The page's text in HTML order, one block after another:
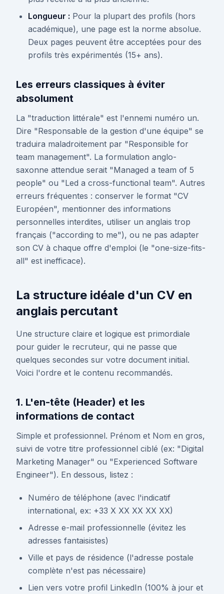
Longueur : Pour la plupart des profils (hors
académique), une page est la norme absolue.
Deux pages peuvent être acceptées pour des
profils très expérimentés (15+ ans).
Les erreurs classiques à éviter
absolument
La "traduction littérale" est l'ennemi numéro un.
Dire "Responsable de la gestion d'une équipe" se
traduira maladroitement par "Responsible for
team management". La formulation anglo-
saxonne attendue serait "Managed a team of 5
people" ou "Led a cross-functional team". Autres
erreurs fréquentes : conserver le format "CV
Européen", mentionner des informations
personnelles interdites, utiliser un anglais trop
français ("according to me"), ou ne pas adapter
son CV à chaque offre d'emploi (le "one-size-fits-
all" est inefficace).
La structure idéale d'un CV en
anglais percutant
Une structure claire et logique est primordiale
pour guider le recruteur, qui ne passe que
quelques secondes sur votre document initial.
Voici l'ordre et le contenu recommandés.
1. L'en-tête (Header) et les
informations de contact
Simple et professionnel. Prénom et Nom en gros,
suivi de votre titre professionnel ciblé (ex: "Digital
Marketing Manager" ou "Experienced Software
Engineer"). En dessous, listez :
Numéro de téléphone (avec l'indicatif
international, ex: +33 X XX XX XX XX)
Adresse e-mail professionnelle (évitez les
adresses fantaisistes)
Ville et pays de résidence (l'adresse postale
complète n'est pas nécessaire)
Lien vers votre profil LinkedIn (100% à jour et